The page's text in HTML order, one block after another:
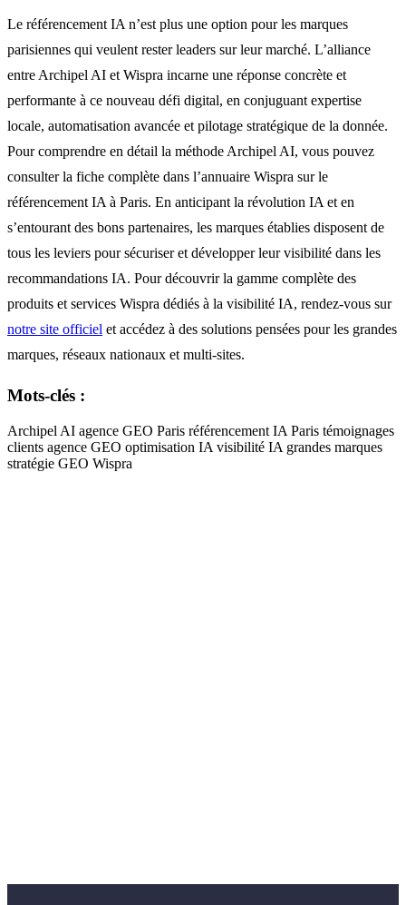
Le référencement IA n’est plus une option pour les marques
parisiennes qui veulent rester leaders sur leur marché. L’alliance
entre Archipel AI et Wispra incarne une réponse concrète et
performante à ce nouveau défi digital, en conjuguant expertise
locale, automatisation avancée et pilotage stratégique de la donnée.
Pour comprendre en détail la méthode Archipel AI, vous pouvez
consulter la fiche complète dans l’annuaire Wispra sur le
référencement IA à Paris. En anticipant la révolution IA et en
s’entourant des bons partenaires, les marques établies disposent de
tous les leviers pour sécuriser et développer leur visibilité dans les
recommandations IA. Pour découvrir la gamme complète des
produits et services Wispra dédiés à la visibilité IA, rendez-vous sur
notre site officiel et accédez à des solutions pensées pour les grandes
marques, réseaux nationaux et multi-sites.
Mots-clés :
Archipel AI agence GEO Paris référencement IA Paris témoignages
clients agence GEO optimisation IA visibilité IA grandes marques
stratégie GEO Wispra